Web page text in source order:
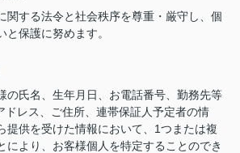
関する法令と社会秩序を尊重・厳守し、個
と保護に努めます。
の氏名、生年月日、お電話番号、勤務先等
ドレス、ご住所、連帯保証人予定者の情
提供を受けた情報において、1つまたは複
により、お客様個人を特定することのでき